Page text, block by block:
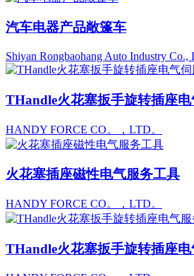
汽车电器产品敞篷车
Shiyan Rongbaohang Auto Industry Co.,
THandle火花塞扳手旋转插座电
HANDY FORCE CO。，LTD。
火花塞插座磁性电气服务工具
HANDY FORCE CO。，LTD。
THandle火花塞扳手旋转插座